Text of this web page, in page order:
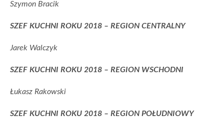
Szymon Bracik
SZEF KUCHNI ROKU 2018 – REGION CENTRALNY
Jarek Walczyk
SZEF KUCHNI ROKU 2018 – REGION WSCHODNI
Łukasz Rakowski
SZEF KUCHNI ROKU 2018 – REGION POŁUDNIOWY